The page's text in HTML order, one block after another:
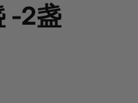
-2盏